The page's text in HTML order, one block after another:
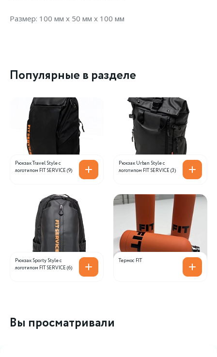
Размер: 100 мм х 50 мм х 100 мм
Популярные в разделе
Рюкзак Travel Style с
логотипом FIT SERVICE (9)
Рюкзак Urban Style с
логотипом FIT SERVICE (3)
Рюкзак Sporty Style с
логотипом FIT SERVICE (6)
Термос FIT
Вы просматривали